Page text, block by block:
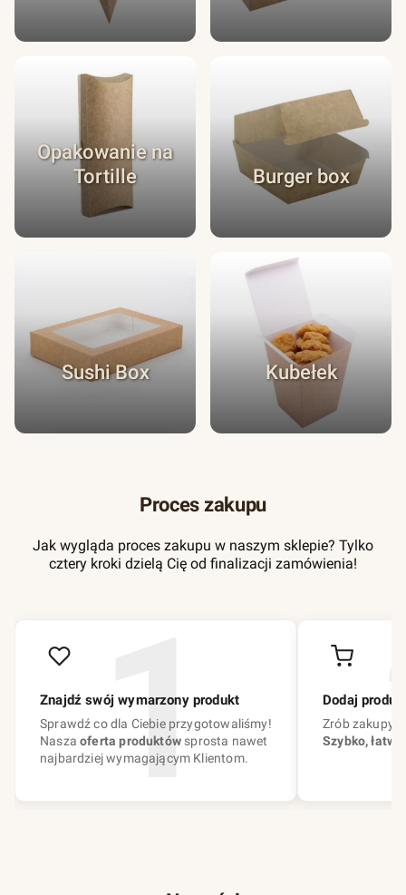
Opakowanie na
Tortille
Burger box
Sushi Box Kubełek
Proces zakupu
Jak wygląda proces zakupu w naszym sklepie? Tylko
cztery kroki dzielą Cię od finalizacji zamówienia!